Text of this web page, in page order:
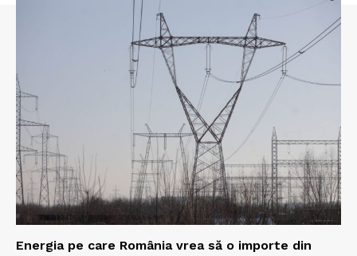
Energia pe care România vrea să o importe din